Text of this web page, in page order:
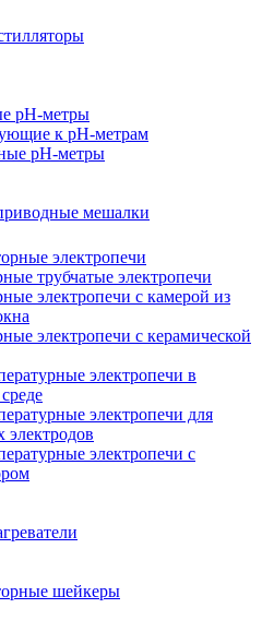
pH-метры
к pH-метрам
pH-метры
мешалки
электропечи
трубчатые электропечи
электропечи с камерой из
электропечи с керамической
электропечи в
электропечи для
электродов
электропечи с
шейкеры